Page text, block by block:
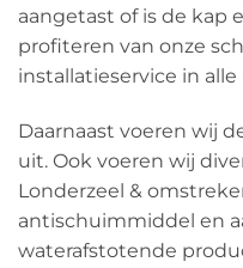
aangetast of is de kap
profiteren van onze
installatieservice in
Daarnaast voeren wij
uit. Ook voeren wij
Londerzeel &
antischuimmiddel en
waterafstotende